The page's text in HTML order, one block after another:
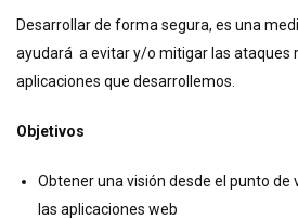
Desarrollar de forma segura, es una
ayudará a evitar y/o mitigar las ataques
aplicaciones que desarrollemos.
Objetivos
Obtener una visión desde el punto de
las aplicaciones web